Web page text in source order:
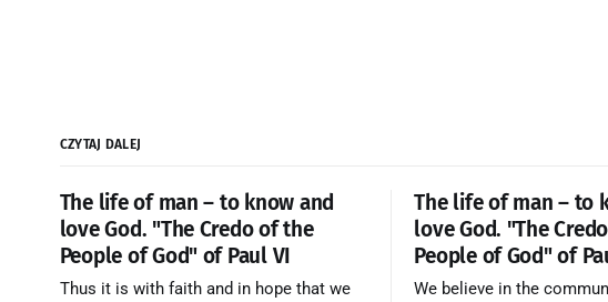
CZYTAJ DALEJ
The life of man – to know and
love God. "The Credo of the
People of God" of Paul VI
Thus it is with faith and in hope that we
The life of man – to
love God. "The
People of God" of
We believe in the